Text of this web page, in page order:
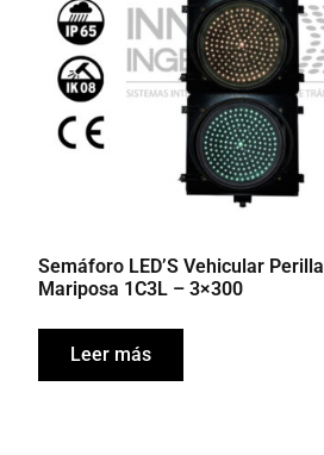
Semáforo LED’S Vehicular Perilla
Mariposa 1C3L – 3×300
Leer más